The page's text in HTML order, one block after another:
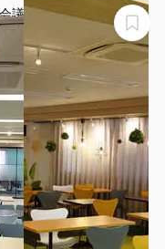
議室】着席60
用多数